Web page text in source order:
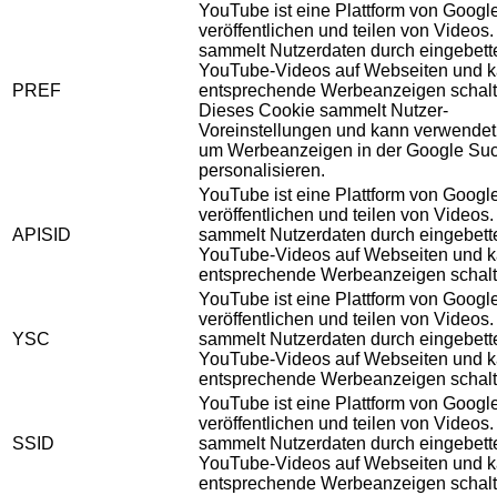
PREF
YouTube ist eine Plattform von
veröffentlichen und teilen von
sammelt Nutzerdaten durch
YouTube-Videos auf Webseiten und
entsprechende Werbeanzeigen
Dieses Cookie sammelt Nutzer-
Voreinstellungen und kann
um Werbeanzeigen in der Google
personalisieren.
APISID
YouTube ist eine Plattform von
veröffentlichen und teilen von
sammelt Nutzerdaten durch
YouTube-Videos auf Webseiten und
entsprechende Werbeanzeigen
YSC
YouTube ist eine Plattform von
veröffentlichen und teilen von
sammelt Nutzerdaten durch
YouTube-Videos auf Webseiten und
entsprechende Werbeanzeigen
SSID
YouTube ist eine Plattform von
veröffentlichen und teilen von
sammelt Nutzerdaten durch
YouTube-Videos auf Webseiten und
entsprechende Werbeanzeigen